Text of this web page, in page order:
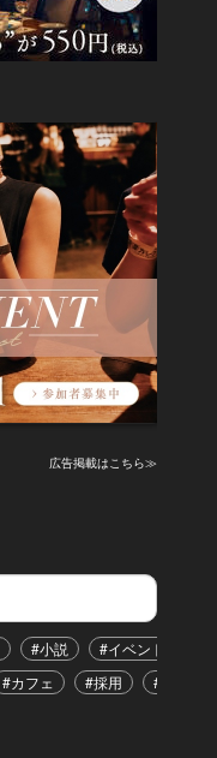
広告掲載はこちら≫
#小説 #イベント
#カフェ #採用 #恋愛